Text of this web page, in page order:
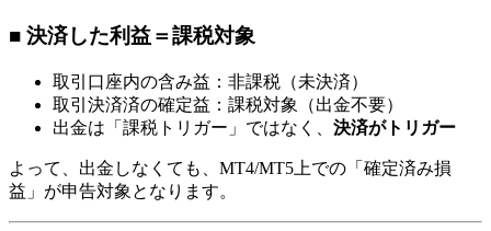
■ 決済した利益＝課税対象
取引口座内の含み益：非課税（未決済）
取引決済済の確定益：課税対象（出金不要）
出金は「課税トリガー」ではなく、 決済がトリガー
よって、出金しなくても、MT4/MT5上での「確定済み損
益」が申告対象となります。